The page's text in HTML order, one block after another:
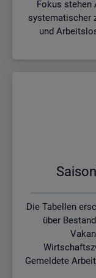
Fokus stehen
systematischer
und
Die Tabellen
über
Gemeldete